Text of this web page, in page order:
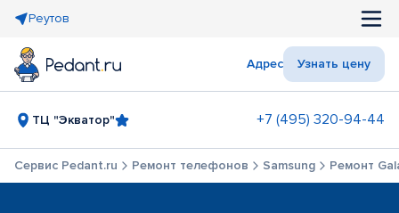
Реутов
Адрес Узнать цену
ТЦ "Экватор" +7 (495) 320-94-44
Сервис Pedant.ru Ремонт телефонов Samsung Ремонт